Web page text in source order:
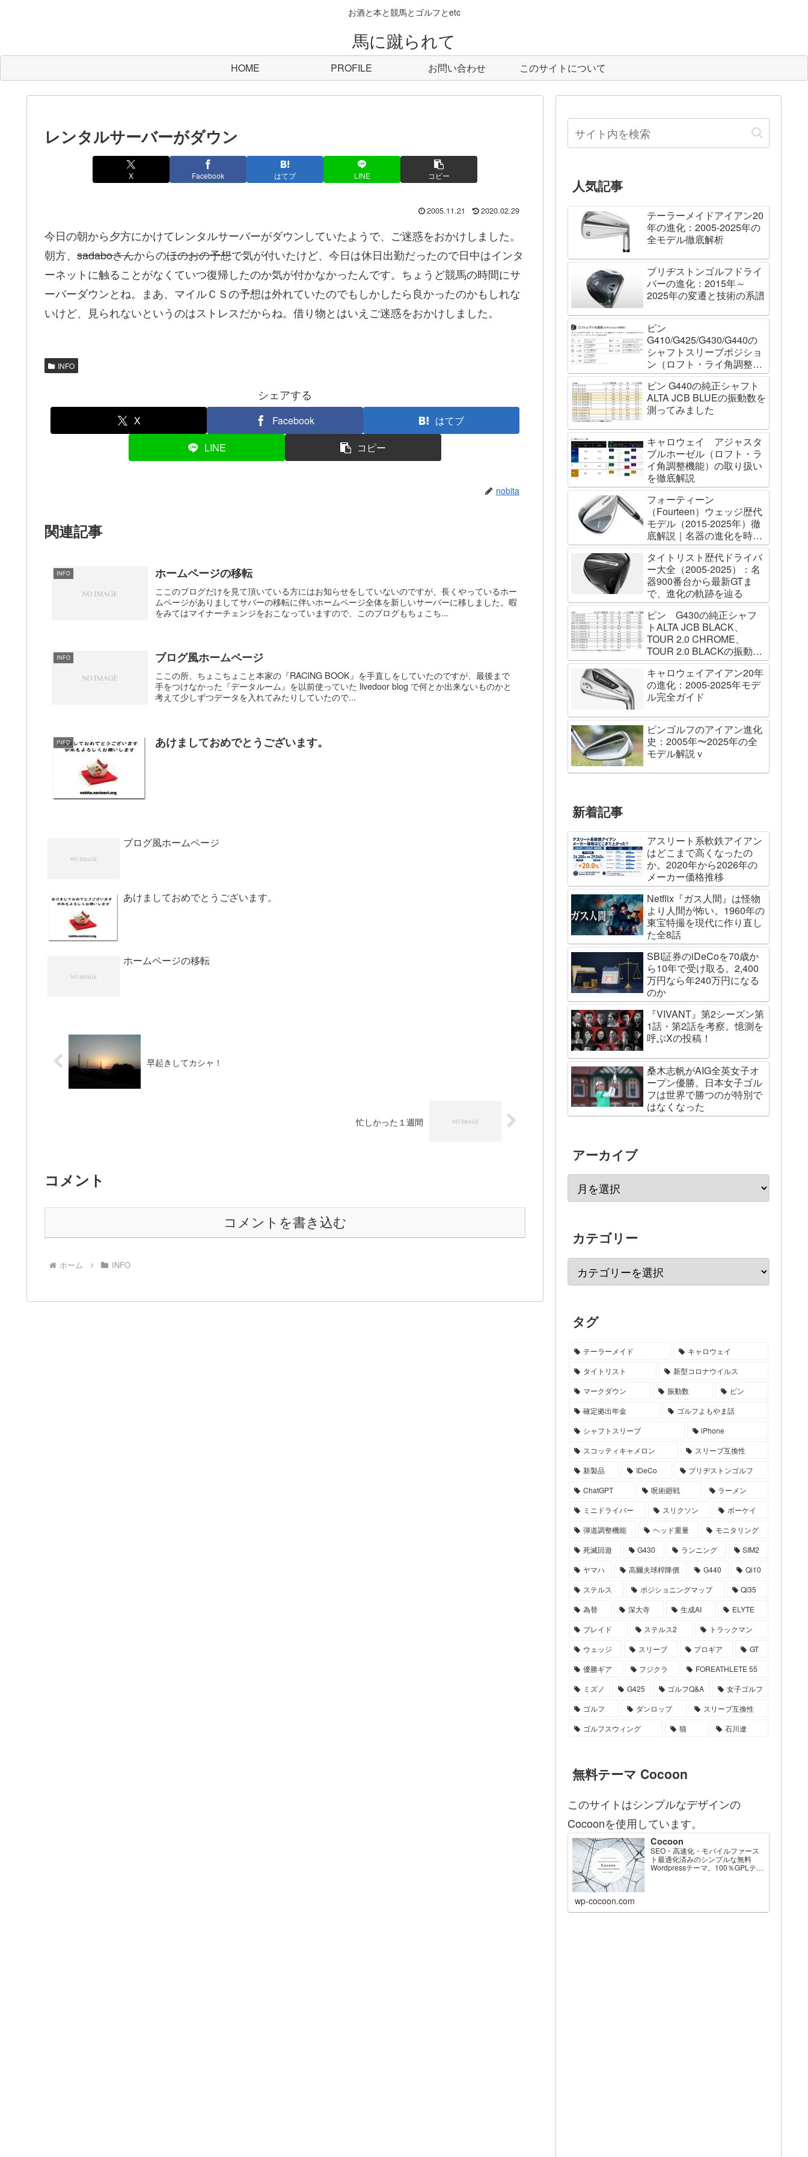
お酒と本と競馬とゴルフとetc
馬に蹴られて
HOME PROFILE お問い合わせ このサイトについて
レンタルサーバーがダウン
X Facebook はてブ LINE コピー
2005.11.21 2020.02.29
今日の朝から夕方にかけてレンタルサーバーがダウンしていたようで、ご迷惑をおかけしました。
朝方、 sadaboさんからのほのおの予想で気が付いたけど、今日は休日出勤だったので日中はインタ
ーネットに触ることがなくていつ復帰したのか気が付かなかったんです。ちょうど競馬の時間にサ
ーバーダウンとね。まあ、マイルＣＳの予想は外れていたのでもしかしたら良かったのかもしれな
いけど、見られないというのはストレスだからね。借り物とはいえご迷惑をおかけしました。
INFO
シェアする
X Facebook
はてブ
LINE
コピー
nobita
関連記事
INFO ホームページの移転
ここのブログだけを見て頂いている方にはお知らせをしていないのですが、長くやっているホー
ムページがありましてサバーの移転に伴いホームページ全体を新しいサーバーに移しました。暇
をみてはマイナーチェンジをおこなっていますので、このブログもちょこち...
INFO ブログ風ホームページ
ここの所、ちょこちょこと本家の『RACING BOOK』を手直しをしていたのですが、最後まで
手をつけなかった『データルーム』を以前使っていた livedoor blog で何とか出来ないものかと
考えて少しずつデータを入れてみたりしていたので...
INFO あけましておめでとうございます。
ブログ風ホームページ
あけましておめでとうございます。
ホームページの移転
早起きしてカシャ！
忙しかった１週間
コメント
コメントを書き込む
ホーム INFO
人気記事
テーラーメイドアイアン20
年の進化：2005-2025年の
全モデル徹底解析
ブリヂストンゴルフドライ
バーの進化：2015年～
2025年の変遷と技術の系譜
ピン
G410/G425/G430/G440の
シャフトスリーブポジショ
ン（ロフト・ライ角調整機
能）について
ピン G440の純正シャフト
ALTA JCB BLUEの振動数を
測ってみました
キャロウェイ アジャスタ
ブルホーゼル（ロフト・ラ
イ角調整機能）の取り扱い
を徹底解説
フォーティーン
（Fourteen）ウェッジ歴代
モデル（2015-2025年）徹
底解説｜名器の進化を時系
列で辿る
タイトリスト歴代ドライバ
ー大全（2005-2025）：名
器900番台から最新GTま
で、進化の軌跡を辿る
ピン G430の純正シャフ
トALTA JCB BLACK、
TOUR 2.0 CHROME、
TOUR 2.0 BLACKの振動数
を測ってみました
キャロウェイアイアン20年
の進化：2005-2025年モデ
ル完全ガイド
ピンゴルフのアイアン進化
史：2005年〜2025年の全
モデル解説ｖ
新着記事
アスリート系軟鉄アイアン
はどこまで高くなったの
か。2020年から2026年の
メーカー価格推移
Netflix『ガス人間』は怪物
より人間が怖い。1960年の
東宝特撮を現代に作り直し
た全8話
SBI証券のiDeCoを70歳か
ら10年で受け取る。2,400
万円なら年240万円になる
のか
『VIVANT』第2シーズン第
1話・第2話を考察。憶測を
呼ぶXの投稿！
桑木志帆がAIG全英女子オ
ープン優勝。日本女子ゴル
フは世界で勝つのが特別で
はなくなった
アーカイブ
カテゴリー
タグ
テーラーメイド
キャロウェイ
タイトリスト
新型コロナウイルス
マークダウン
振動数
ピン
確定拠出年金
ゴルフよもやま話
シャフトスリーブ
iPhone
スコッティキャメロン
スリーブ互換性
新製品
IDeCo
ブリヂストンゴルフ
ChatGPT
呪術廻戦
ラーメン
ミニドライバー
スリクソン
ボーケイ
弾道調整機能
ヘッド重量
モニタリング
死滅回遊
G430 ランニング
SIM2
ヤマハ
高爾夫球桿降價 G440
Qi10
ステルス
ポジショニングマップ
Qi35
為替
深大寺 生成AI
ELYTE
プレイド
ステルス2
トラックマン
ウェッジ
スリーブ プロギア
GT
優勝ギア
フジクラ
FOREATHLETE 55
ミズノ
G425 ゴルフQ&A
女子ゴルフ
ゴルフ
ダンロップ
スリーブ互換性
ゴルフスウィング
猫 石川遼
無料テーマ Cocoon
このサイトはシンプルなデザインの
Cocoonを使用しています。
Cocoon
SEO・高速化・モバイルファース
ト最適化済みのシンプルな無料
Wordpressテーマ。100％GPLテー
wp-cocoon.com